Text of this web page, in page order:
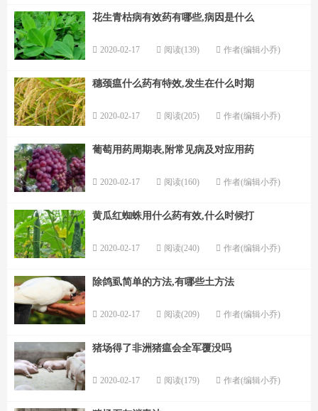
花生青枯病有效药有哪些,病因是什么
2020-02-17 阅读(139) 作者(编辑小乔)
穗颈瘟什么药有特效,发生在什么时期
2020-02-17 阅读(205) 作者(编辑小乔)
葡萄用药周期表,附常见病及对应用药
2020-02-17 阅读(160) 作者(编辑小乔)
黄瓜红蜘蛛用什么药有效,什么时候打
2020-02-17 阅读(240) 作者(编辑小乔)
除鸽虱简单的方法,有哪些土方法
2020-02-17 阅读(209) 作者(编辑小乔)
猪场得了非洲猪瘟会全军覆没吗
2020-02-17 阅读(179) 作者(编辑小乔)